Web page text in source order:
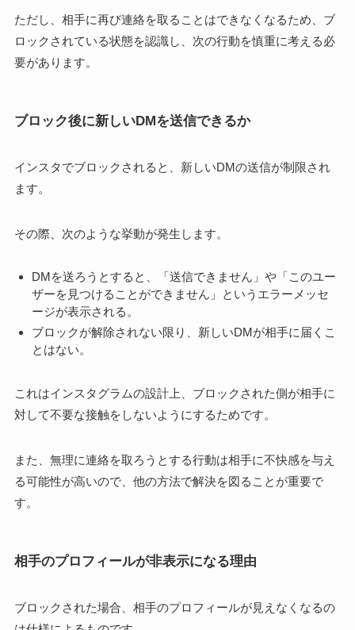
ただし、相手に再び連絡を取ることはできなくなるため、ブ
ロックされている状態を認識し、次の行動を慎重に考える必
要があります。
ブロック後に新しいDMを送信できるか
インスタでブロックされると、新しいDMの送信が制限され
ます。
その際、次のような挙動が発生します。
DMを送ろうとすると、「送信できません」や「このユー
ザーを見つけることができません」というエラーメッセ
ージが表示される。
ブロックが解除されない限り、新しいDMが相手に届くこ
とはない。
これはインスタグラムの設計上、ブロックされた側が相手に
対して不要な接触をしないようにするためです。
また、無理に連絡を取ろうとする行動は相手に不快感を与え
る可能性が高いので、他の方法で解決を図ることが重要で
す。
相手のプロフィールが非表示になる理由
ブロックされた場合、相手のプロフィールが見えなくなるの